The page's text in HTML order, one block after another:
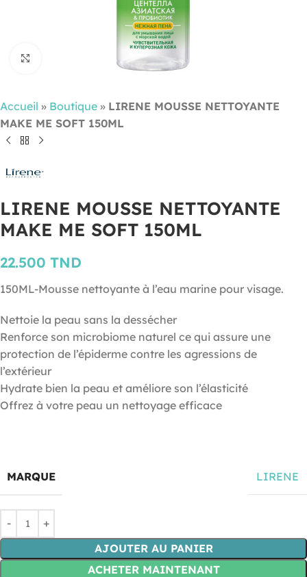
Cliquez pour agrandir
Accueil » Boutique » LIRENE MOUSSE NETTOYANTE
MAKE ME SOFT 150ML
LIRENE MOUSSE NETTOYANTE
MAKE ME SOFT 150ML
22.500 TND
150ML-Mousse nettoyante à l’eau marine pour visage.
Nettoie la peau sans la dessécher
Renforce son microbiome naturel ce qui assure une
protection de l’épiderme contre les agressions de
l’extérieur
Hydrate bien la peau et améliore son l’élasticité
Offrez à votre peau un nettoyage efficace
MARQUE LIRENE
AJOUTER AU PANIER
ACHETER MAINTENANT